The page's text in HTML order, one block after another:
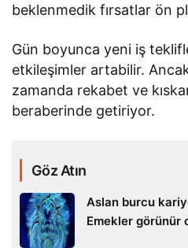
beklenmedik fırsatlar ön
Gün boyunca yeni iş
etkileşimler artabilir.
zamanda rekabet ve
beraberinde getiriyor.
Göz Atın
Aslan burcu
Emekler görünür